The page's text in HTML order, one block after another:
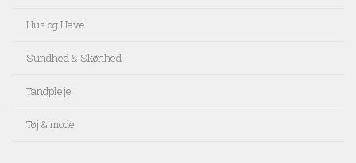
Hus og Have
Sundhed & Skønhed
Tandpleje
Tøj & mode